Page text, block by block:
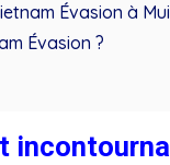
Évasion à
Évasion ?